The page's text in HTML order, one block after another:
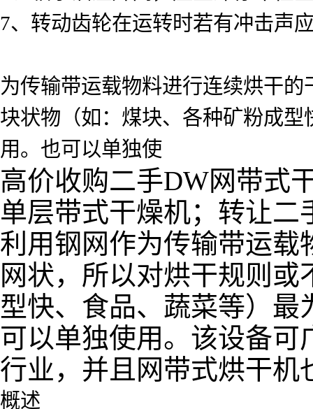
7、转动齿轮在运转时若有冲击声
为传输带运载物料进行连续烘干
块状物（如：煤块、各种矿粉成
用。也可以单独使
高价收购二手DW网带式
单层带式干燥机；转让二
利用钢网作为传输带运载
网状，所以对烘干规则
型快、食品、蔬菜等）
可以单独使用。该设备
行业，并且网带式烘干机
概述